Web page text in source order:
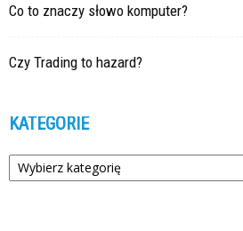
Co to znaczy słowo komputer?
Czy Trading to hazard?
KATEGORIE
Kategorie